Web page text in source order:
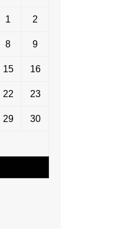
1 2
8 9
15 16
22 23
29 30